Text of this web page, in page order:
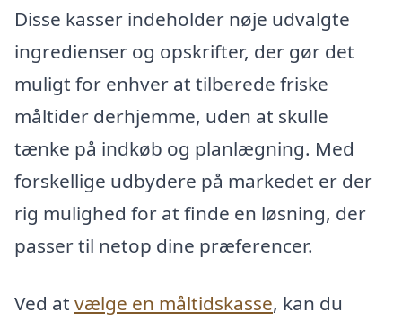
Disse kasser indeholder nøje udvalgte
ingredienser og opskrifter, der gør det
muligt for enhver at tilberede friske
måltider derhjemme, uden at skulle
tænke på indkøb og planlægning. Med
forskellige udbydere på markedet er der
rig mulighed for at finde en løsning, der
passer til netop dine præferencer.
Ved at vælge en måltidskasse, kan du